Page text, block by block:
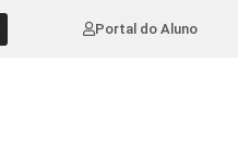
Portal do Aluno